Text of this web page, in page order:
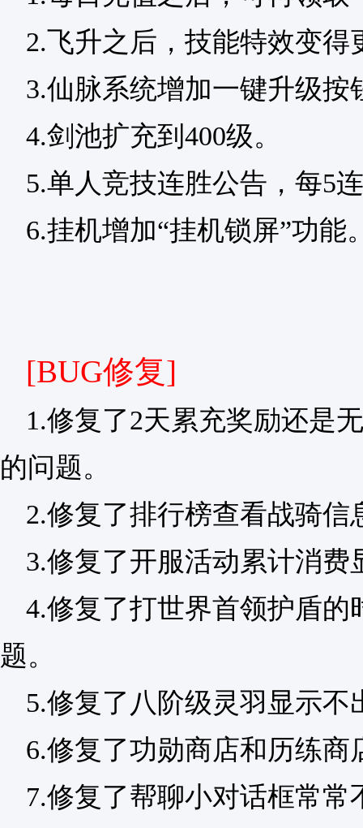
2.飞升之后，技能特效变得
3.仙脉系统增加一键升级按
4.剑池扩充到400级。
5.单人竞技连胜公告，每5
6.挂机增加“挂机锁屏”功能
[BUG修复]
1.修复了2天累充奖励还是
的问题。
2.修复了排行榜查看战骑信
3.修复了开服活动累计消费
4.修复了打世界首领护盾
题。
5.修复了八阶级灵羽显示不
6.修复了功勋商店和历练
7.修复了帮聊小对话框常常